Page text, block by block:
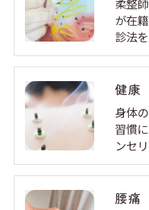
柔整
が在
診法
健康
身体
習慣
ンセ
腰痛